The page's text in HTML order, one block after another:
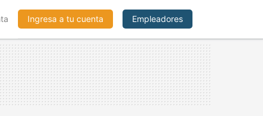
Ingresa a tu cuenta Empleadores